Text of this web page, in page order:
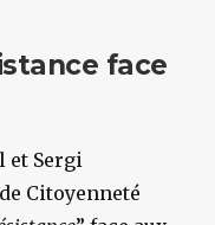
face
et Sergi
Citoyenneté